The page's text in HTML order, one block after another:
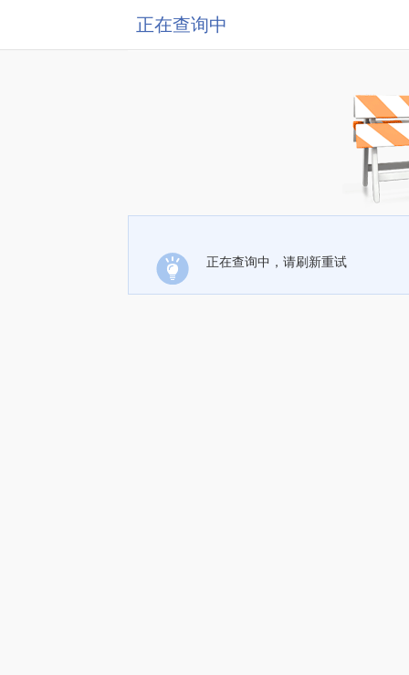
正在查询中
正在查询中，请刷新重试